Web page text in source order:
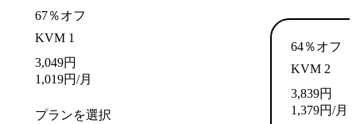
67％オフ
KVM 1
3,049円
1,019円/月
プランを選択
64％オフ
KVM 2
3,839円
1,379円/月